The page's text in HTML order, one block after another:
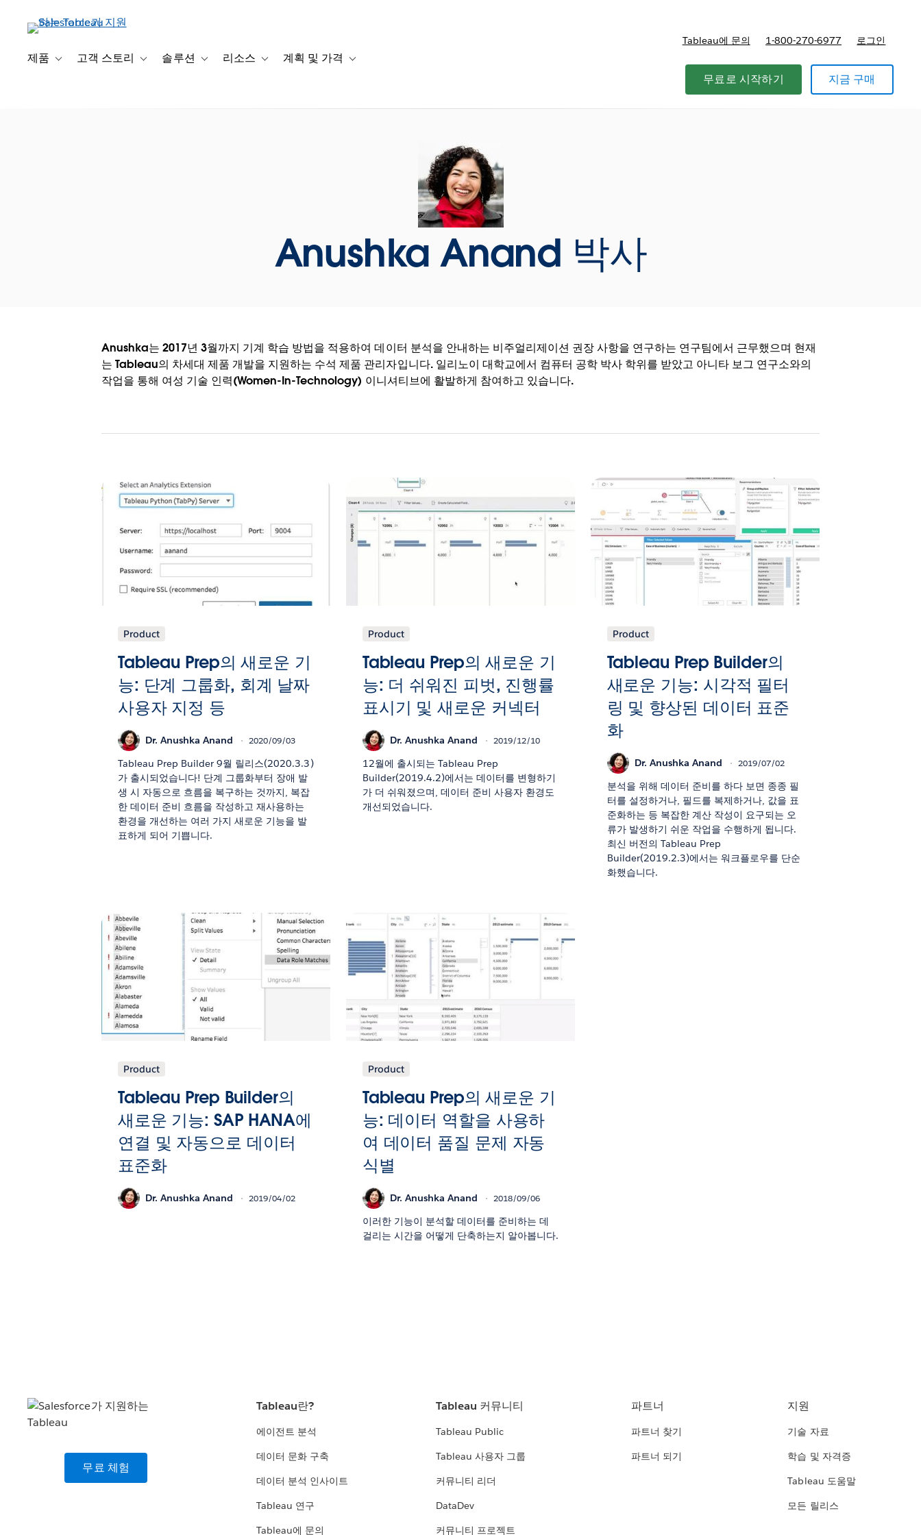
제품 Toggle sub-navigation for 제품
고객 스토리 Toggle sub-navigation for 고객 스토리
솔루션 Toggle sub-navigation for 솔루션
리소스 Toggle sub-navigation for 리소스
계획 및 가격 Toggle sub-navigation for 계획 및 가격
Tableau에 문의 1-800-270-6977 로그인
무료로 시작하기 지금 구매
Anushka Anand 박사
Anushka는 2017년 3월까지 기계 학습 방법을 적용하여 데이터 분석을 안내하는 비주얼리제이션 권장 사항을 연구하는 연구팀에서 근무했으며 현재
는 Tableau의 차세대 제품 개발을 지원하는 수석 제품 관리자입니다. 일리노이 대학교에서 컴퓨터 공학 박사 학위를 받았고 아니타 보그 연구소와의
작업을 통해 여성 기술 인력(Women-In-Technology) 이니셔티브에 활발하게 참여하고 있습니다.
Product
Tableau Prep의 새로운 기
능: 단계 그룹화, 회계 날짜
사용자 지정 등
Dr. Anushka Anand 2020/09/03
Tableau Prep Builder 9월 릴리스(2020.3.3)
가 출시되었습니다! 단계 그룹화부터 장애 발
생 시 자동으로 흐름을 복구하는 것까지, 복잡
한 데이터 준비 흐름을 작성하고 재사용하는
환경을 개선하는 여러 가지 새로운 기능을 발
표하게 되어 기쁩니다.
Product
Tableau Prep의 새로운 기
능: 더 쉬워진 피벗, 진행률
표시기 및 새로운 커넥터
Dr. Anushka Anand 2019/12/10
12월에 출시되는 Tableau Prep
Builder(2019.4.2)에서는 데이터를 변형하기
가 더 쉬워졌으며, 데이터 준비 사용자 환경도
개선되었습니다.
Product
Tableau Prep Builder의
새로운 기능: 시각적 필터
링 및 향상된 데이터 표준
화
Dr. Anushka Anand 2019/07/02
분석을 위해 데이터 준비를 하다 보면 종종 필
터를 설정하거나, 필드를 복제하거나, 값을 표
준화하는 등 복잡한 계산 작성이 요구되는 오
류가 발생하기 쉬운 작업을 수행하게 됩니다.
최신 버전의 Tableau Prep
Builder(2019.2.3)에서는 워크플로우를 단순
화했습니다.
Product
Tableau Prep Builder의
새로운 기능: SAP HANA에
연결 및 자동으로 데이터
표준화
Dr. Anushka Anand 2019/04/02
Product
Tableau Prep의 새로운 기
능: 데이터 역할을 사용하
여 데이터 품질 문제 자동
식별
Dr. Anushka Anand 2018/09/06
이러한 기능이 분석할 데이터를 준비하는 데
걸리는 시간을 어떻게 단축하는지 알아봅니다.
무료 체험
Tableau란?
에이전트 분석
데이터 문화 구축
데이터 분석 인사이트
Tableau 연구
Tableau에 문의
Tableau 커뮤니티
Tableau Public
Tableau 사용자 그룹
커뮤니티 리더
DataDev
커뮤니티 프로젝트
파트너
파트너 찾기
파트너 되기
지원
기술 자료
학습 및 자격증
Tableau 도움말
모든 릴리스